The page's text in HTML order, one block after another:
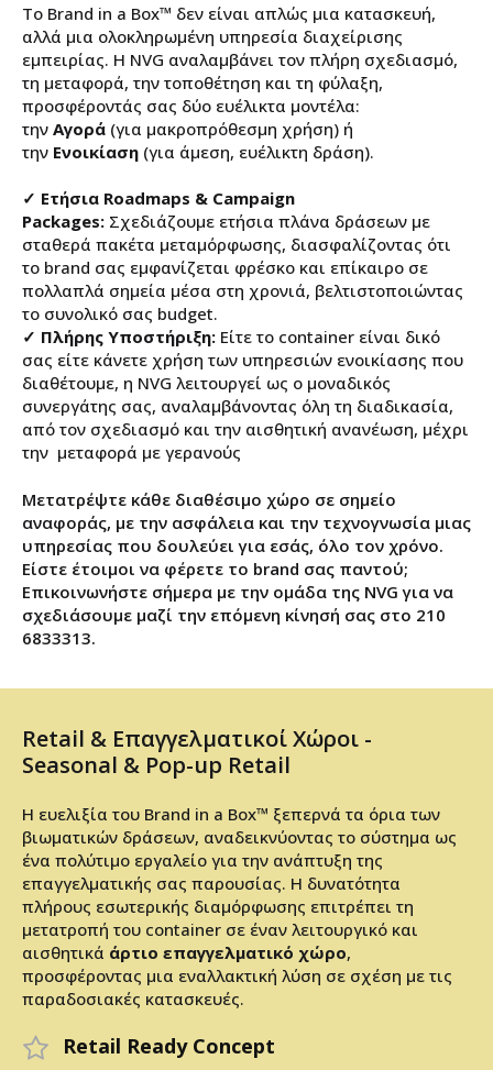
Το Brand in a Box™ δεν είναι απλώς μια κατασκευή,
αλλά μια ολοκληρωμένη υπηρεσία διαχείρισης
εμπειρίας. Η NVG αναλαμβάνει τον πλήρη σχεδιασμό,
τη μεταφορά, την τοποθέτηση και τη φύλαξη,
προσφέροντάς σας δύο ευέλικτα μοντέλα:
την Αγορά (για μακροπρόθεσμη χρήση) ή
την Ενοικίαση (για άμεση, ευέλικτη δράση).
✓ Ετήσια Roadmaps & Campaign
Packages: Σχεδιάζουμε ετήσια πλάνα δράσεων με
σταθερά πακέτα μεταμόρφωσης, διασφαλίζοντας ότι
το brand σας εμφανίζεται φρέσκο και επίκαιρο σε
πολλαπλά σημεία μέσα στη χρονιά, βελτιστοποιώντας
το συνολικό σας budget.
✓ Πλήρης Υποστήριξη: Είτε το container είναι δικό
σας είτε κάνετε χρήση των υπηρεσιών ενοικίασης που
διαθέτουμε, η ΝVG λειτουργεί ως ο μοναδικός
συνεργάτης σας, αναλαμβάνοντας όλη τη διαδικασία,
από τον σχεδιασμό και την αισθητική ανανέωση, μέχρι
την μεταφορά με γερανούς
Μετατρέψτε κάθε διαθέσιμο χώρο σε σημείο
αναφοράς, με την ασφάλεια και την τεχνογνωσία μιας
υπηρεσίας που δουλεύει για εσάς, όλο τον χρόνο.
Είστε έτοιμοι να φέρετε το brand σας παντού;
Επικοινωνήστε σήμερα με την ομάδα της NVG για να
σχεδιάσουμε μαζί την επόμενη κίνησή σας στο 210
6833313.
Retail & Επαγγελματικοί Χώροι -
Seasonal & Pop-up Retail
Η ευελιξία του Brand in a Box™ ξεπερνά τα όρια των
βιωματικών δράσεων, αναδεικνύοντας το σύστημα ως
ένα πολύτιμο εργαλείο για την ανάπτυξη της
επαγγελματικής σας παρουσίας. Η δυνατότητα
πλήρους εσωτερικής διαμόρφωσης επιτρέπει τη
μετατροπή του container σε έναν λειτουργικό και
αισθητικά άρτιο επαγγελματικό χώρο,
προσφέροντας μια εναλλακτική λύση σε σχέση με τις
παραδοσιακές κατασκευές.
Retail Ready Concept